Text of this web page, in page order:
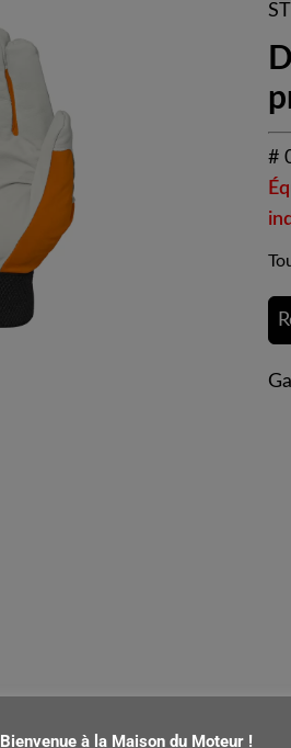
#
Bienvenue à la Maison du Moteur !